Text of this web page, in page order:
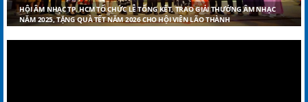
HỘI ÂM NHẠC THÀNH PHỐ HỒ CHÍ MINH TỔ CHỨC TỌA ĐÀM “VAI TRÒ, TRÁCH
NHIỆM CỦA NGƯỜI HOẠT ĐỘNG ÂM NHẠC TẠI THÀNH PHỐ HỒ CHÍ MINH”